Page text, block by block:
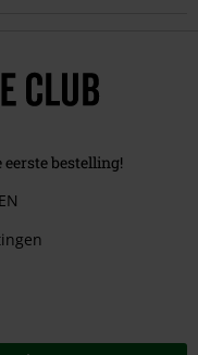
bestelling!